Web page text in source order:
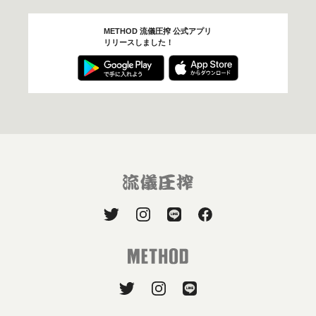
METHOD 流儀圧搾 公式アプリ
リリースしました！